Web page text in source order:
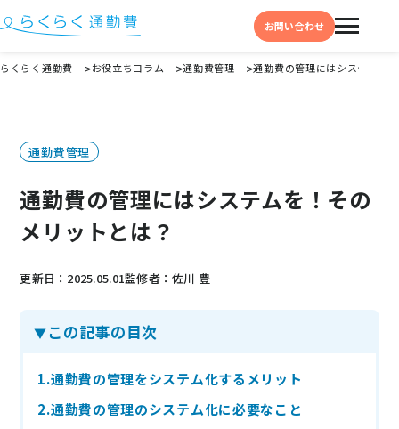
お問い合わせ
選ばれる理由
お役立ち情報
お役立ち資料
ニュース
らくらく通勤費 お役立ちコラム 通勤費管理 通勤費の管理にはシステムを
通勤費管理
通勤費の管理にはシステムを！その
メリットとは？
更新日：2025.05.01監修者：佐川 豊
この記事の目次
1.通勤費の管理をシステム化するメリット
2.通勤費の管理のシステム化に必要なこと